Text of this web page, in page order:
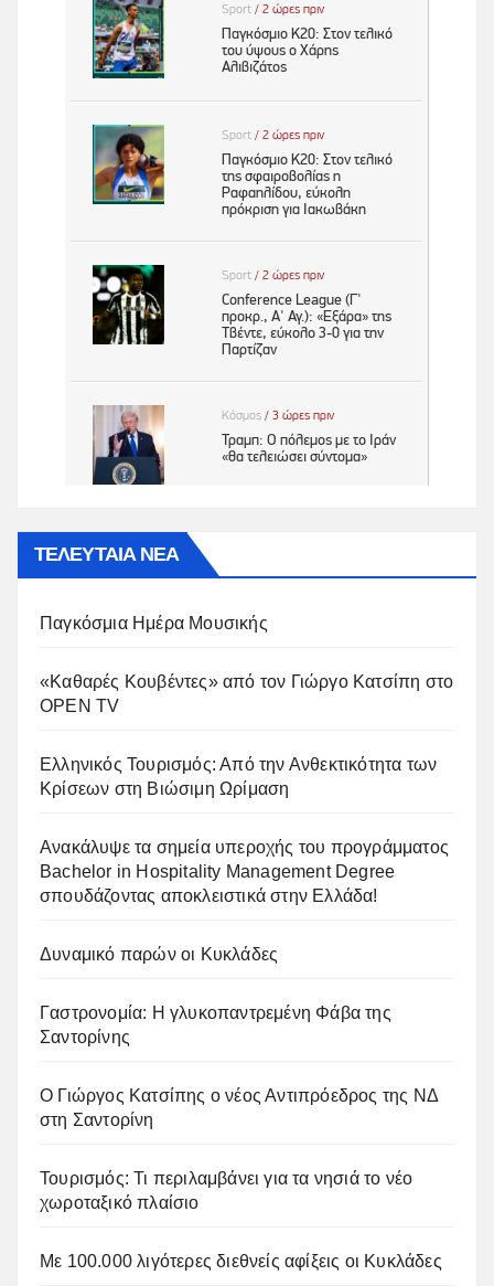
ΤΕΛΕΥΤΑΙΑ ΝΕΑ
Παγκόσμια Ημέρα Μουσικής
«Καθαρές Κουβέντες» από τον Γιώργο Κατσίπη στο
OPEN TV
Ελληνικός Τουρισμός: Από την Ανθεκτικότητα των
Κρίσεων στη Βιώσιμη Ωρίμαση
Ανακάλυψε τα σημεία υπεροχής του προγράμματος
Bachelor in Hospitality Management Degree
σπουδάζοντας αποκλειστικά στην Ελλάδα!
Δυναμικό παρών οι Κυκλάδες
Γαστρονομία: Η γλυκοπαντρεμένη Φάβα της
Σαντορίνης
Ο Γιώργος Κατσίπης ο νέος Αντιπρόεδρος της ΝΔ
στη Σαντορίνη
Τουρισμός: Τι περιλαμβάνει για τα νησιά το νέο
χωροταξικό πλαίσιο
Με 100.000 λιγότερες διεθνείς αφίξεις οι Κυκλάδες